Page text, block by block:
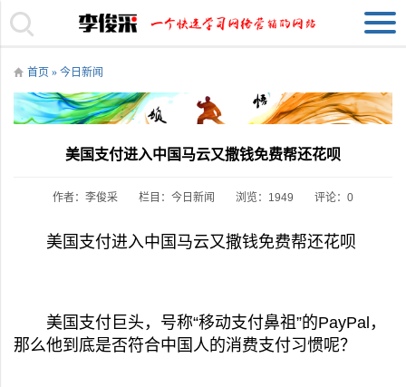
首页 » 今日新闻
美国支付进入中国马云又撒钱免费帮还花呗
作者：李俊采 栏目： 今日新闻 浏览：1949 评论：0
美国支付进入中国马云又撒钱免费帮还花呗
美国支付巨头，号称“移动支付鼻祖”的PayPal，
那么他到底是否符合中国人的消费支付习惯呢？